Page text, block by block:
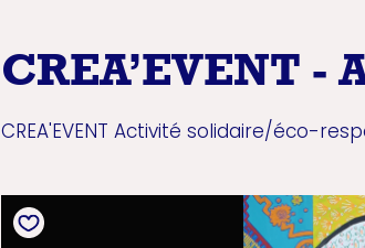
CREA’EVENT -
CREA'EVENT Activité solidaire/éco-